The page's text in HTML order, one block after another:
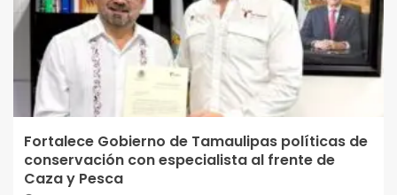
Fortalece Gobierno de Tamaulipas políticas de
conservación con especialista al frente de
Caza y Pesca